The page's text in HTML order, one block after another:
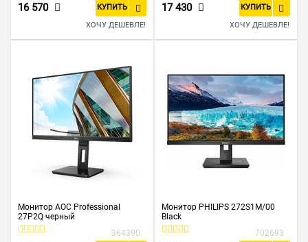
16 570 КУПИТЬ
ХОЧУ ДЕШЕВЛЕ!
17 430 КУПИТЬ
ХОЧУ ДЕШЕВЛЕ!
Монитор AOC Professional
27P2Q черный
364390
Монитор PHILIPS 272S1M/00
Black
702693